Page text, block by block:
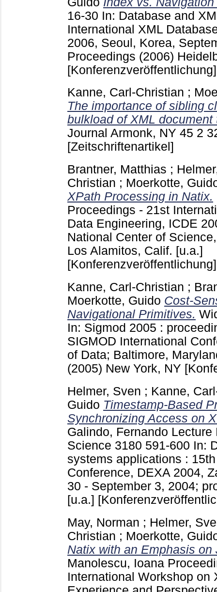
16-30 In: Database and
International XML
2006, Seoul, Korea,
Proceedings (2006)
[Konferenzveröffentlichung]
Kanne, Carl-Christian ;
The importance of sibling
bulkload of XML document
Journal Armonk, NY 45 2
[Zeitschriftenartikel]
Brantner, Matthias ;
Christian ; Moerkotte,
XPath Processing in Natix.
Proceedings - 21st
Data Engineering, ICDE
National Center of
Los Alamitos, Calif. [u.a.]
[Konferenzveröffentlichung]
Kanne, Carl-Christian ;
Moerkotte, Guido Cost-
Navigational Primitives.
In: Sigmod 2005 :
SIGMOD International
of Data; Baltimore,
(2005) New York, NY
Helmer, Sven ; Kanne,
Guido Timestamp-Based
Synchronizing Access on
Galindo, Fernando Lecture
Science 3180 591-600 In:
systems applications :
Conference, DEXA 2004,
30 - September 3, 2004;
[u.a.]
May, Norman ; Helmer,
Christian ; Moerkotte,
Natix with an Emphasis on
Manolescu, Ioana
International Workshop on